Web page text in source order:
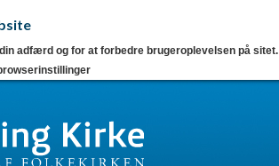
adfærd og for at forbedre brugeroplevelsen på sitet.